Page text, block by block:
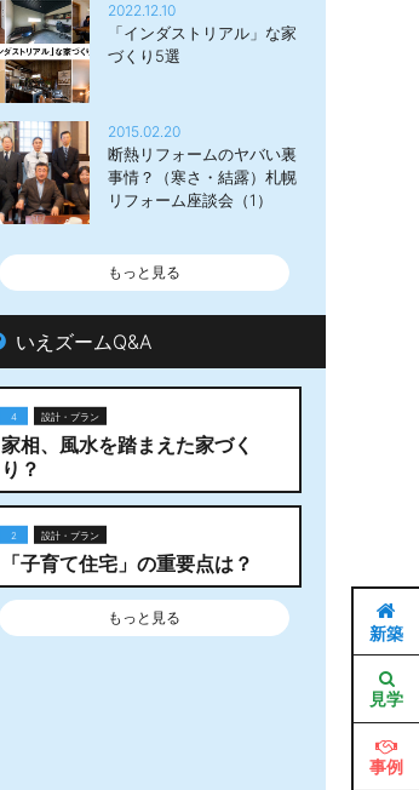
2022.12.10
「インダストリアル」な家
づくり5選
2015.02.20
断熱リフォームのヤバい裏
事情？（寒さ・結露）札幌
リフォーム座談会（1）
もっと見る
いえズームQ&A
4 設計・プラン
家相、風水を踏まえた家づく
り？
2 設計・プラン
「子育て住宅」の重要点は？
もっと見る
新築
見学
事例